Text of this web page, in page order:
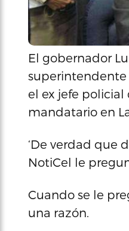
El gobernador
superintendente
el ex jefe policial
mandatario en
‘De verdad que
NotiCel le
Cuando se le
una razón.